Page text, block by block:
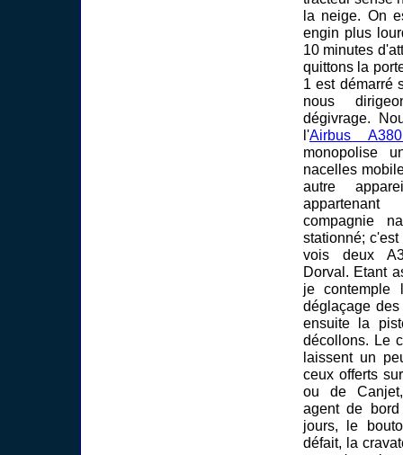
la neige. On
engin plus
10 minutes
quittons la
1 est démarré
nous
dégivrage.
l'Airbus
monopolise
nacelles
autre
compagnie
stationné;
vois deux
Dorval. Etant
je contemple
déglaçage
ensuite la
décollons. Le
laissent un
ceux offerts
ou de
agent de
jours, le
défait, la